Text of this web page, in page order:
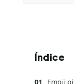
Índice
Emoji